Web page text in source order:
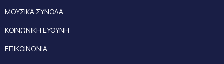
ΜΟΥΣΙΚΑ ΣΥΝΟΛΑ
ΚΟΙΝΩΝΙΚΗ ΕΥΘΥΝΗ
ΕΠΙΚΟΙΝΩΝΙΑ